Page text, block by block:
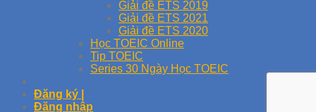
Giải đề ETS 2019
Giải đề ETS 2021
Giải đề ETS 2020
Học TOEIC Online
Tip TOEIC
Series 30 Ngày Học TOEIC
Đăng ký |
Đăng nhập